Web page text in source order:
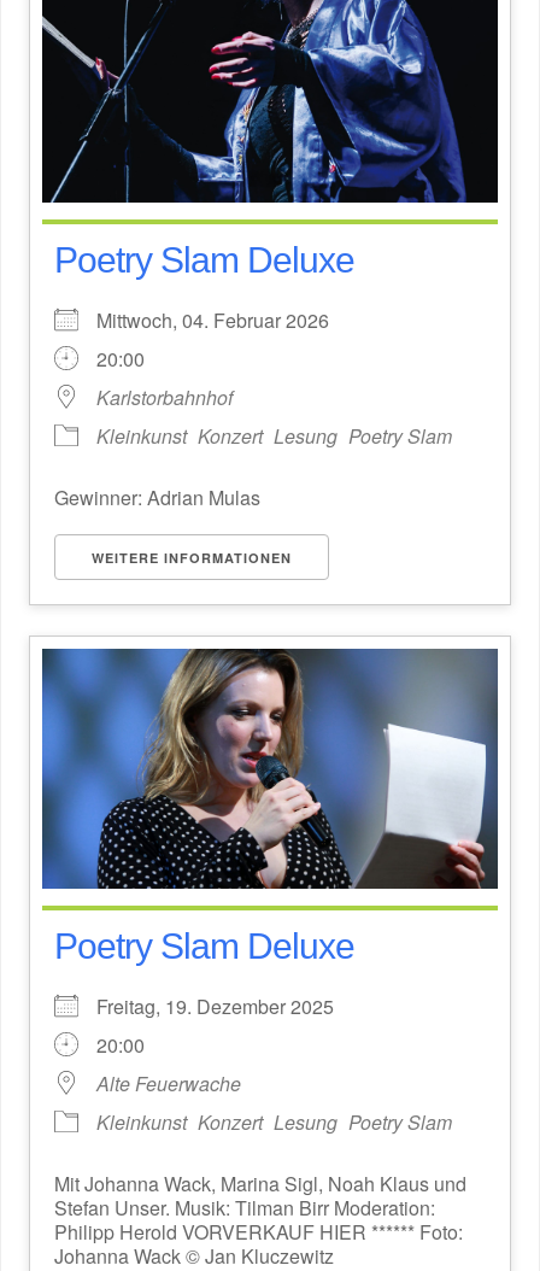
Poetry Slam Deluxe
Mittwoch, 04. Februar 2026
20:00
Karlstorbahnhof
Kleinkunst Konzert Lesung Poetry Slam
Gewinner: Adrian Mulas
WEITERE INFORMATIONEN
Poetry Slam Deluxe
Freitag, 19. Dezember 2025
20:00
Alte Feuerwache
Kleinkunst Konzert Lesung Poetry Slam
Mit Johanna Wack, Marina Sigl, Noah Klaus und
Stefan Unser. Musik: Tilman Birr Moderation:
Philipp Herold VORVERKAUF HIER ****** Foto:
Johanna Wack © Jan Kluczewitz